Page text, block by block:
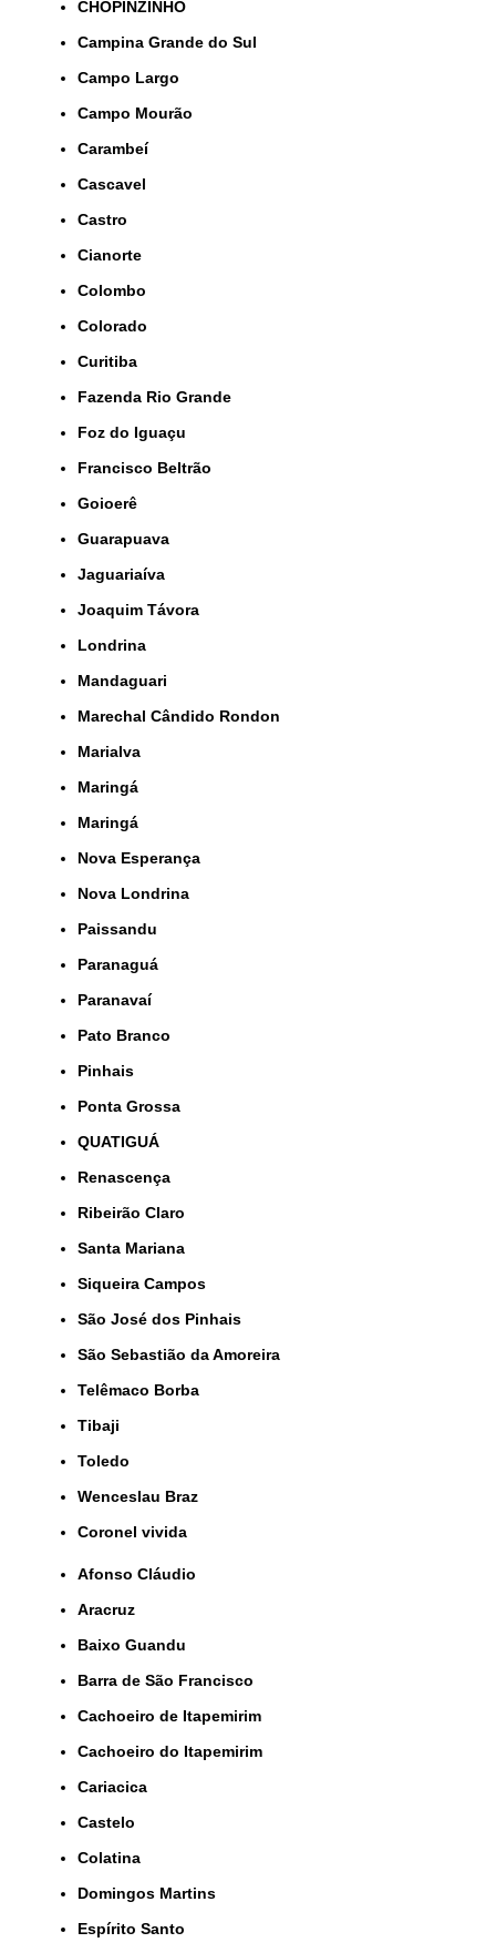
CHOPINZINHO
Campina Grande do Sul
Campo Largo
Campo Mourão
Carambeí
Cascavel
Castro
Cianorte
Colombo
Colorado
Curitiba
Fazenda Rio Grande
Foz do Iguaçu
Francisco Beltrão
Goioerê
Guarapuava
Jaguariaíva
Joaquim Távora
Londrina
Mandaguari
Marechal Cândido Rondon
Marialva
Maringá
Maringá
Nova Esperança
Nova Londrina
Paissandu
Paranaguá
Paranavaí
Pato Branco
Pinhais
Ponta Grossa
QUATIGUÁ
Renascença
Ribeirão Claro
Santa Mariana
Siqueira Campos
São José dos Pinhais
São Sebastião da Amoreira
Telêmaco Borba
Tibaji
Toledo
Wenceslau Braz
coronel vivida
Afonso Cláudio
Aracruz
Baixo Guandu
Barra de São Francisco
Cachoeiro de Itapemirim
Cachoeiro do Itapemirim
Cariacica
Castelo
Colatina
Domingos Martins
Espírito Santo